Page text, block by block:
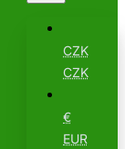
CZK
CZK
€
EUR